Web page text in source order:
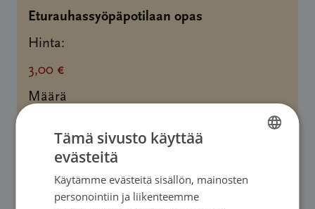
Eturauhassyöpäpotilaan opas
Hinta:
3,00 €
Määrä
Gynekologisen syöpäpotilaan opas
Hinta:
SWEDISH
Tämä sivusto käyttää
evästeitä
Käytämme evästeitä sisällön, mainosten
personointiin ja liikenteemme